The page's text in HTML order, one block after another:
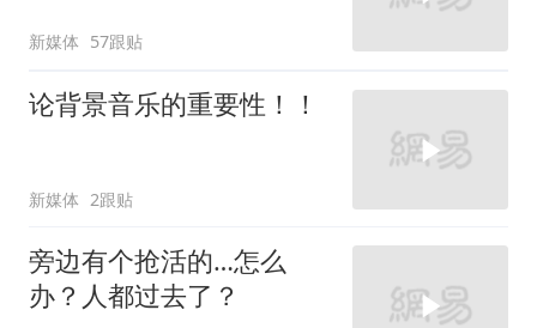
新媒体 57跟贴
论背景音乐的重要性！！
新媒体 2跟贴
旁边有个抢活的…怎么
办？人都过去了？